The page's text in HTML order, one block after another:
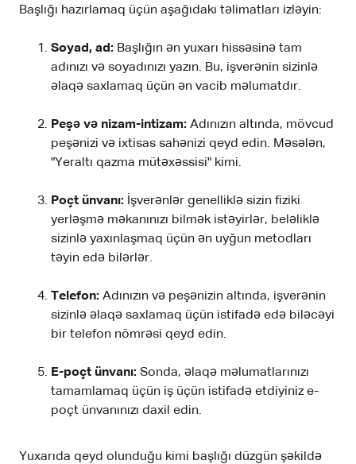
Başlığı hazırlamaq üçün aşağıdakı təlimatları izləyin:
Soyad, ad: Başlığın ən yuxarı hissəsinə tam
adınızı və soyadınızı yazın. Bu, işverənin sizinlə
əlaqə saxlamaq üçün ən vacib məlumatdır.
Peşə və nizam-intizam: Adınızın altında, mövcud
peşənizi və ixtisas sahənizi qeyd edin. Məsələn,
"Yeraltı qazma mütəxəssisi" kimi.
Poçt ünvanı: İşverənlər genelliklə sizin fiziki
yerləşmə məkanınızı bilmək istəyirlər, beləliklə
sizinlə yaxınlaşmaq üçün ən uyğun metodları
təyin edə bilərlər.
Telefon: Adınızın və peşənizin altında, işverənin
sizinlə əlaqə saxlamaq üçün istifadə edə biləcəyi
bir telefon nömrəsi qeyd edin.
E-poçt ünvanı: Sonda, əlaqə məlumatlarınızı
tamamlamaq üçün iş üçün istifadə etdiyiniz e-
poçt ünvanınızı daxil edin.
Yuxarıda qeyd olunduğu kimi başlığı düzgün şəkildə